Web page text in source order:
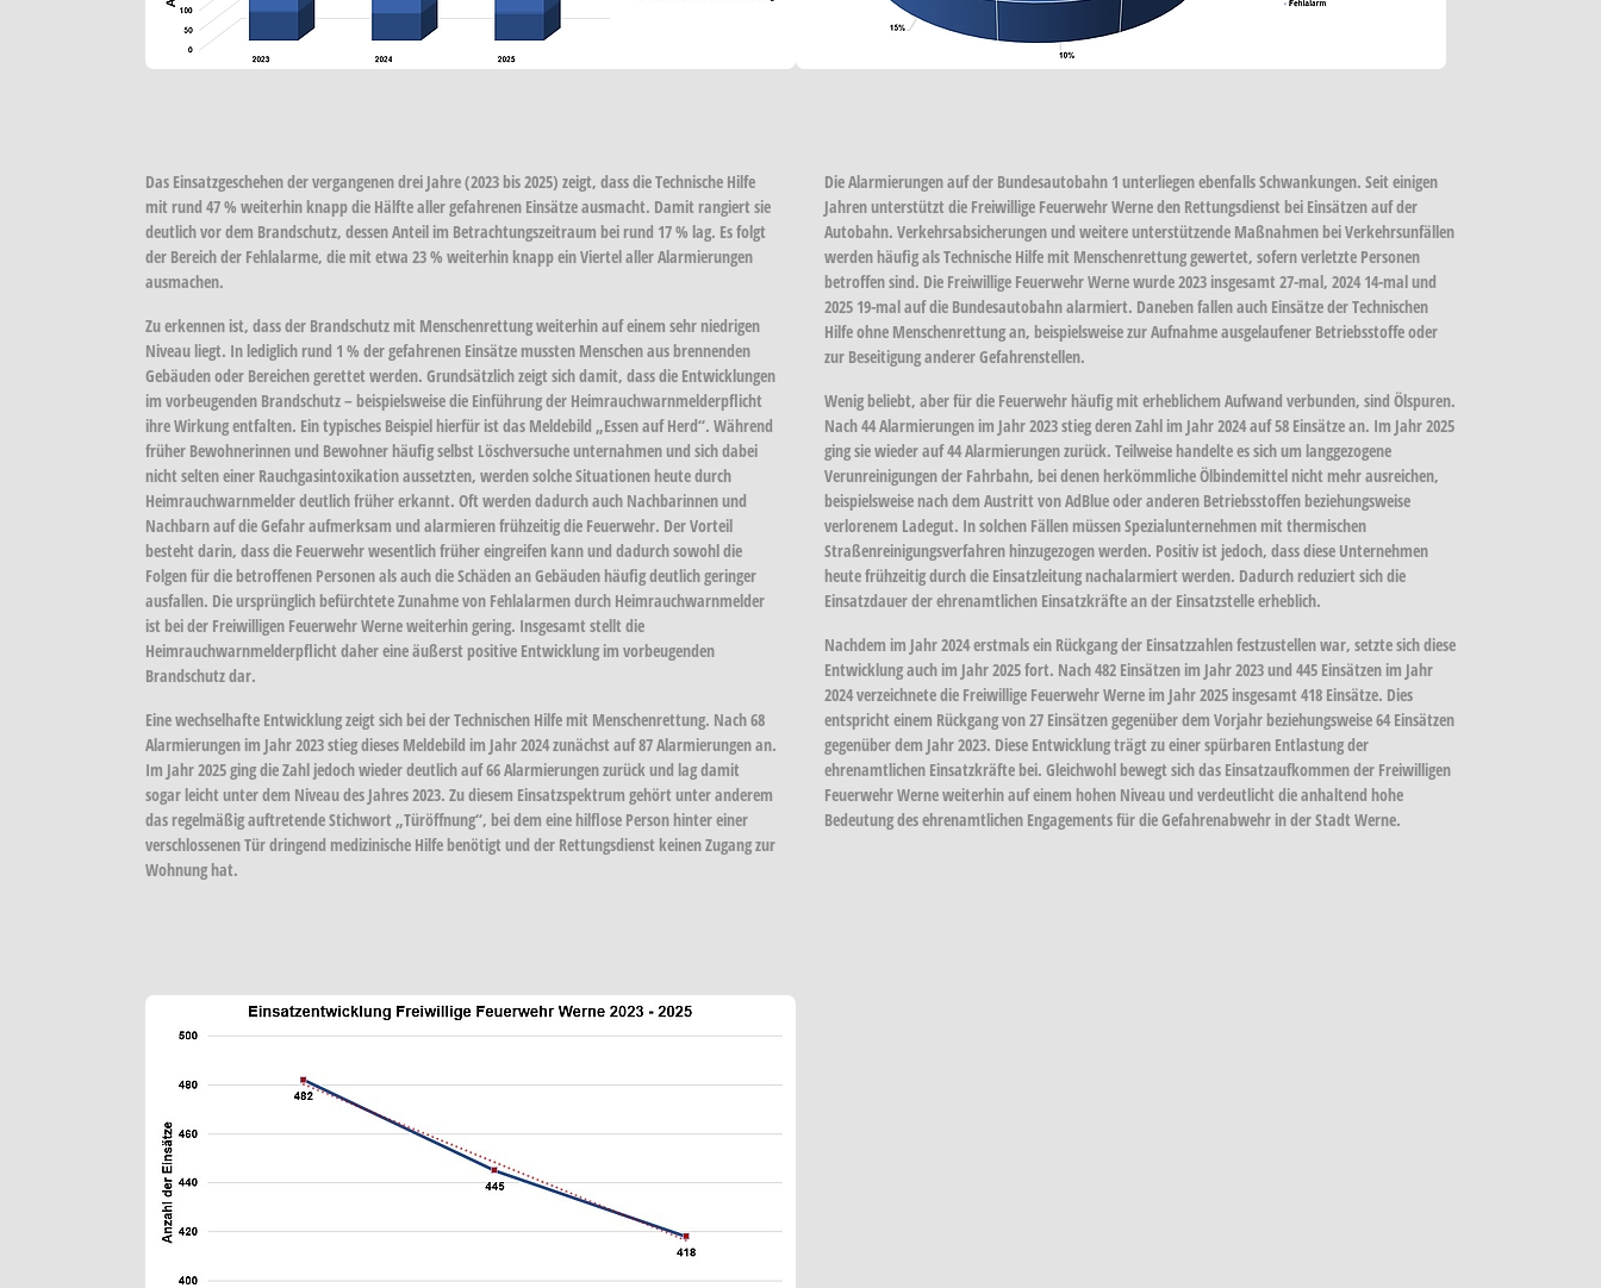
Das Einsatzgeschehen der vergangenen drei Jahre (2023 bis 2025) zeigt, dass dieTechnische Hilfe
mit rund 47 % weiterhin knapp die Hälfte aller gefahrenen Einsätze ausmacht. Damit rangiert sie
deutlich vor dem Brandschutz, dessen Anteil im Betrachtungszeitraum bei rund 17 % lag. Es folgt
der Bereich der Fehlalarme, die mit etwa 23 % weiterhin knapp ein Viertel aller Alarmierungen
ausmachen.
Zu erkennen ist, dass der Brandschutz mit Menschenrettungweiterhin auf einem sehr niedrigen
Niveau liegt. In lediglich rund 1 % der gefahrenen Einsätze mussten Menschen aus brennenden
Gebäuden oder Bereichen gerettet werden. Grundsätzlich zeigt sich damit, dass die Entwicklungen
im vorbeugenden Brandschutz – beispielsweise die Einführung der Heimrauchwarnmelderpflicht
ihre Wirkung entfalten. Ein typisches Beispiel hierfür ist das Meldebild „Essen auf Herd“. Während
früher Bewohnerinnen und Bewohner häufig selbst Löschversuche unternahmen und sich dabei
nicht selten einer Rauchgasintoxikation aussetzten, werden solche Situationen heute durch
Heimrauchwarnmelder deutlich früher erkannt. Oft werden dadurch auch Nachbarinnen und
Nachbarn auf die Gefahr aufmerksam und alarmieren frühzeitig die Feuerwehr. Der Vorteil
besteht darin, dass die Feuerwehr wesentlich früher eingreifen kann und dadurch sowohl die
Folgen für die betroffenen Personen als auch die Schäden an Gebäuden häufig deutlich geringer
ausfallen. Die ursprünglich befürchtete Zunahme von Fehlalarmen durch Heimrauchwarnmelder
ist bei der Freiwilligen Feuerwehr Werne weiterhin gering. Insgesamt stellt die
Heimrauchwarnmelderpflicht daher eine äußerst positive Entwicklung im vorbeugenden
Brandschutz dar.
Eine wechselhafte Entwicklung zeigt sich bei derTechnischen Hilfe mit Menschenrettung. Nach68
Alarmierungen im Jahr 2023stieg dieses Meldebild im Jahr2024zunächst auf87 Alarmierungenan.
Im Jahr2025ging die Zahl jedoch wieder deutlich auf66 Alarmierungenzurück und lag damit
sogar leicht unter dem Niveau des Jahres 2023. Zu diesem Einsatzspektrum gehört unter anderem
das regelmäßig auftretende Stichwort „Türöffnung“, bei dem eine hilflose Person hinter einer
verschlossenen Tür dringend medizinische Hilfe benötigt und der Rettungsdienst keinen Zugang zur
Wohnung hat.
Die Alarmierungen auf der Bundesautobahn 1 unterliegen ebenfalls Schwankungen. Seit einigen
Jahren unterstützt die Freiwillige Feuerwehr Werne den Rettungsdienst bei Einsätzen auf der
Autobahn. Verkehrsabsicherungen und weitere unterstützende Maßnahmen bei Verkehrsunfällen
werden häufig als Technische Hilfe mit Menschenrettung gewertet, sofern verletzte Personen
betroffen sind. Die Freiwillige Feuerwehr Werne wurde2023 insgesamt 27-mal, 2024 14-malund
2025 19-malauf die Bundesautobahn alarmiert. Daneben fallen auch Einsätze der Technischen
Hilfe ohne Menschenrettung an, beispielsweise zur Aufnahme ausgelaufener Betriebsstoffe oder
zur Beseitigung anderer Gefahrenstellen.
Wenig beliebt, aber für die Feuerwehr häufig mit erheblichem Aufwand verbunden, sind Ölspuren.
Nach44 Alarmierungen im Jahr 2023stieg deren Zahl im Jahr2024auf58 Einsätzean. Im Jahr2025
ging sie wieder auf44 Alarmierungenzurück. Teilweise handelte es sich um langgezogene
Verunreinigungen der Fahrbahn, bei denen herkömmliche Ölbindemittel nicht mehr ausreichen,
beispielsweise nach dem Austritt von AdBlue oder anderen Betriebsstoffen beziehungsweise
verlorenem Ladegut. In solchen Fällen müssen Spezialunternehmen mit thermischen
Straßenreinigungsverfahren hinzugezogen werden. Positiv ist jedoch, dass diese Unternehmen
heute frühzeitig durch die Einsatzleitung nachalarmiert werden. Dadurch reduziert sich die
Einsatzdauer der ehrenamtlichen Einsatzkräfte an der Einsatzstelle erheblich.
Nachdem im Jahr2024erstmals ein Rückgang der Einsatzzahlen festzustellen war, setzte sich diese
Entwicklung auch im Jahr2025fort. Nach482 Einsätzen im Jahr 2023und 445 Einsätzen im Jahr
2024verzeichnete die Freiwillige Feuerwehr Werne im Jahr2025 insgesamt 418 Einsätze. Dies
entspricht einem Rückgang von27 Einsätzengegenüber dem Vorjahr beziehungsweise64 Einsätzen
gegenüber dem Jahr 2023. Diese Entwicklung trägt zu einer spürbaren Entlastung der
ehrenamtlichen Einsatzkräfte bei. Gleichwohl bewegt sich das Einsatzaufkommen der Freiwilligen
Feuerwehr Werne weiterhin auf einem hohen Niveau und verdeutlicht die anhaltend hohe
Bedeutung des ehrenamtlichen Engagements für die Gefahrenabwehr in der Stadt Werne.
Show larger version